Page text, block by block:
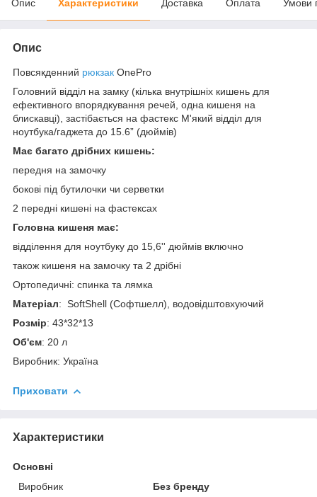
Опис Характеристики Доставка Оплата Умови
Опис
Повсякденний рюкзак OnePro
Головний відділ на замку (кілька внутрішніх кишень для
ефективного впорядкування речей, одна кишеня на
блискавці), застібається на фастекс М'який відділ для
ноутбука/гаджета до 15.6” (дюймів)
Має багато дрібних кишень:
передня на замочку
бокові під бутилочки чи серветки
2 передні кишені на фастексах
Головна кишеня має:
відділення для ноутбуку до 15,6'' дюймів включно
також кишеня на замочку та 2 дрібні
Ортопедичні: спинка та лямка
Матеріал: SoftShell (Софтшелл), водовідштовхуючий
Розмір: 43*32*13
Об'єм: 20 л
Виробник: Україна
Приховати
Характеристики
Основні
Виробник
Без бренду